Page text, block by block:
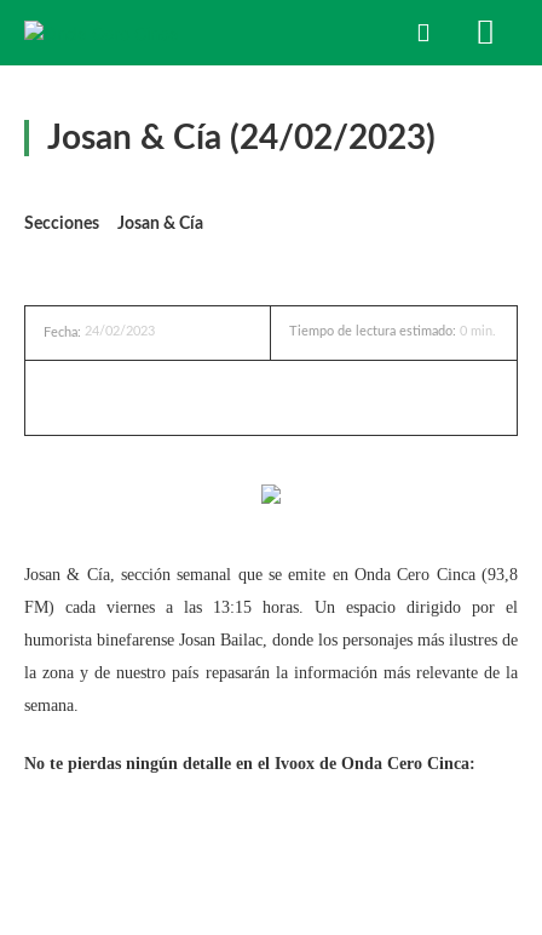
Josan & Cía (24/02/2023)
Secciones Josan & Cía
Fecha: 24/02/2023 Tiempo de lectura estimado: 0 min.
Josan & Cía, sección semanal que se emite en Onda Cero Cinca (93,8
FM) cada viernes a las 13:15 horas. Un espacio dirigido por el
humorista binefarense Josan Bailac, donde los personajes más ilustres de
la zona y de nuestro país repasarán la información más relevante de la
semana.
No te pierdas ningún detalle en el Ivoox de Onda Cero Cinca: